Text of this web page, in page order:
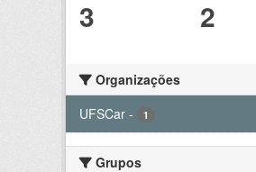
3 2
Organizações
UFSCar - 1
Grupos